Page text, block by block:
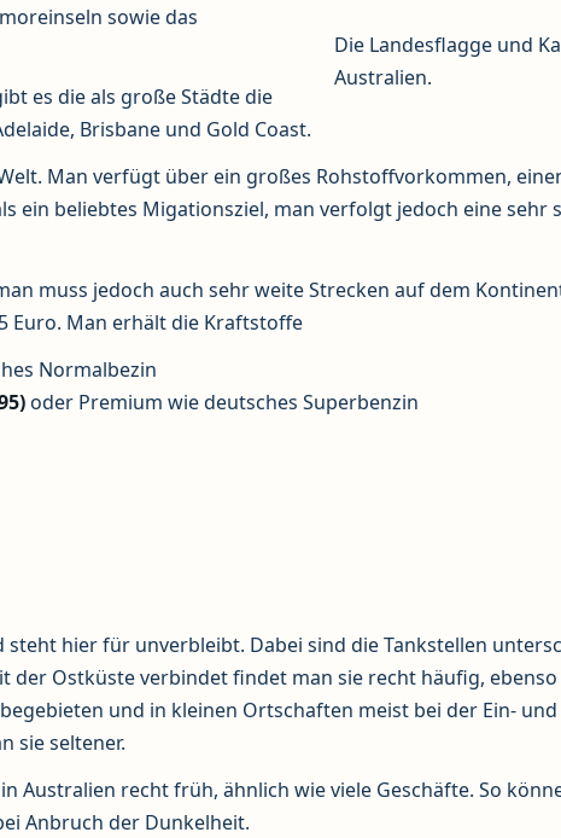
Die Landesflagge und
Australien.
sowie das
es die als große Städte die
Brisbane und Gold Coast.
Man verfügt über ein großes Rohstoffvorkommen,
ein beliebtes Migationsziel, man verfolgt jedoch eine sehr
muss jedoch auch sehr weite Strecken auf dem
Euro. Man erhält die Kraftstoffe
Normalbezin
oder Premium wie deutsches Superbenzin
steht hier für unverbleibt. Dabei sind die Tankstellen
der Ostküste verbindet findet man sie recht häufig, ebenso
und in kleinen Ortschaften meist bei der Ein-
sie seltener.
Australien recht früh, ähnlich wie viele Geschäfte. So
Anbruch der Dunkelheit.